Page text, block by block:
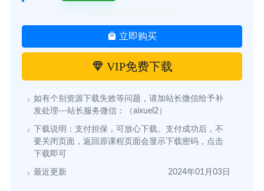
立即购买
VIP免费下载
如有个别资源下载失效等问题，请加站长微信给予补
发处理---站长服务微信：（aixuel2）
下载说明：支付担保，可放心下载。支付成功后，不
要关闭页面，返回原课程页面会显示下载密码，点击
下载即可
最近更新 2024年01月03日